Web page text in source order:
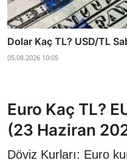
Dolar Kaç TL? USD/TL
05.08.2026 10:05
Euro Kaç TL?
(23 Haziran
Döviz Kurları: Euro